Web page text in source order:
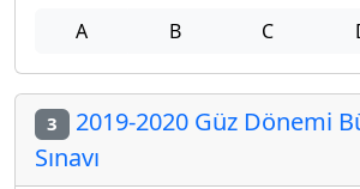
A B C
3 2019-2020 Güz Dönemi
Sınavı